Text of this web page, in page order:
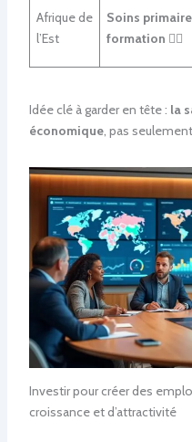
Afrique de
l’Est
Soins
formation 👩‍⚕️
Idée clé à garder en tête : la
économique, pas
Investir pour créer des
croissance et d’attractivité